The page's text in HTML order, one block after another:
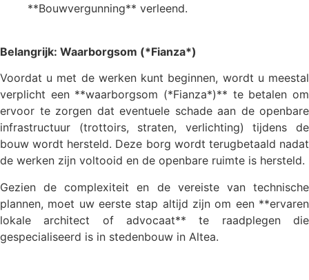
**Bouwvergunning** verleend.
Belangrijk: Waarborgsom (*Fianza*)
Voordat u met de werken kunt beginnen, wordt u meestal
verplicht een **waarborgsom (*Fianza*)** te betalen om
ervoor te zorgen dat eventuele schade aan de openbare
infrastructuur (trottoirs, straten, verlichting) tijdens de
bouw wordt hersteld. Deze borg wordt terugbetaald nadat
de werken zijn voltooid en de openbare ruimte is hersteld.
Gezien de complexiteit en de vereiste van technische
plannen, moet uw eerste stap altijd zijn om een **ervaren
lokale architect of advocaat** te raadplegen die
gespecialiseerd is in stedenbouw in Altea.